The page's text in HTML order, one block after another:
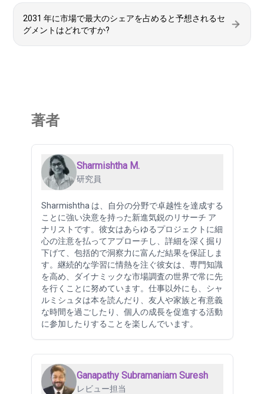
2031 年に市場で最大のシェアを占めると予想されるセ
グメントはどれですか?
著者
Sharmishtha M.
研究員
Sharmishtha は、自分の分野で卓越性を達成する
ことに強い決意を持った新進気鋭のリサーチ ア
ナリストです。彼女はあらゆるプロジェクトに細
心の注意を払ってアプローチし、詳細を深く掘り
下げて、包括的で洞察力に富んだ結果を保証しま
す。継続的な学習に情熱を注ぐ彼女は、専門知識
を高め、ダイナミックな市場調査の世界で常に先
を行くことに努めています。仕事以外にも、シャ
ルミシュタは本を読んだり、友人や家族と有意義
な時間を過ごしたり、個人の成長を促進する活動
に参加したりすることを楽しんでいます。
Ganapathy Subramaniam Suresh
レビュー担当